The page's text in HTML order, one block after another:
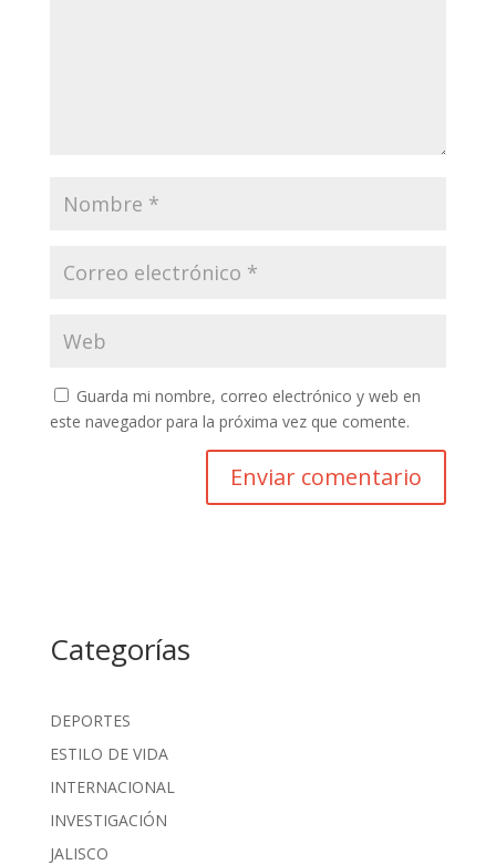
Guarda mi nombre, correo electrónico y web en
este navegador para la próxima vez que comente.
Categorías
DEPORTES
ESTILO DE VIDA
INTERNACIONAL
INVESTIGACIÓN
JALISCO